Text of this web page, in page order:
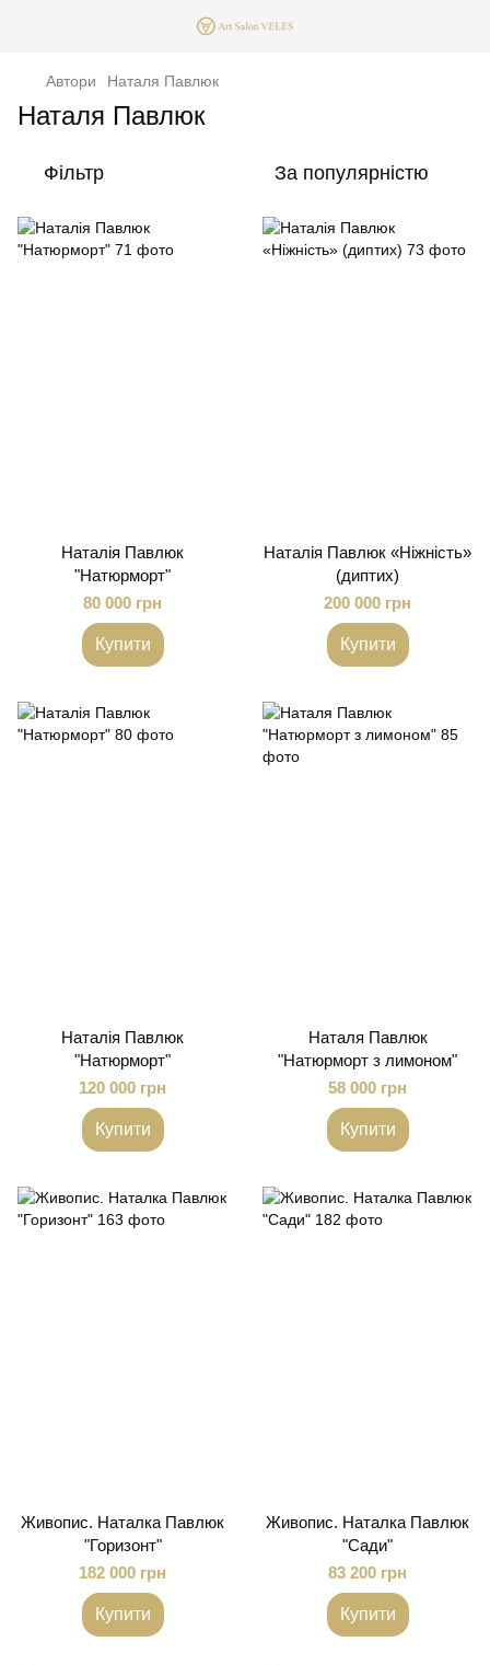
Автори Наталя Павлюк
Наталя Павлюк
Фільтр За популярністю
Наталія Павлюк
"Натюрморт"
80 000 грн
Купити
Наталія Павлюк «Ніжність»
(диптих)
200 000 грн
Купити
Наталія Павлюк
"Натюрморт"
120 000 грн
Купити
Наталя Павлюк
"Натюрморт з лимоном"
58 000 грн
Купити
Живопис. Наталка Павлюк
"Горизонт"
182 000 грн
Купити
Живопис. Наталка Павлюк
"Сади"
83 200 грн
Купити